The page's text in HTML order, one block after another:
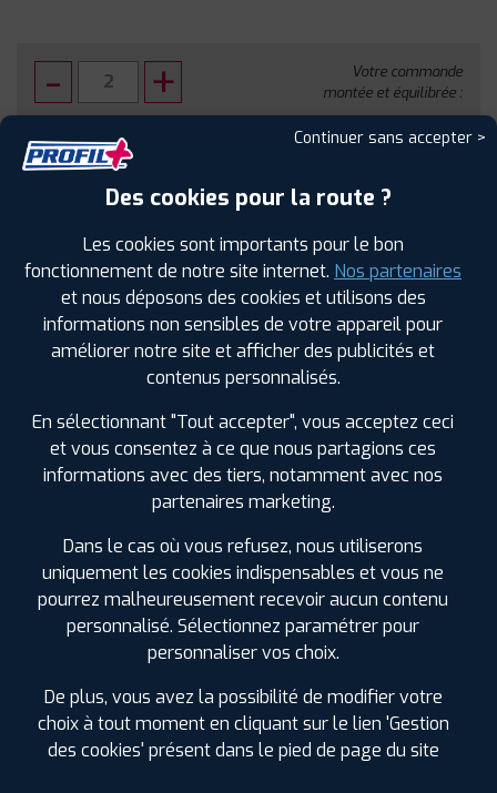
Votre commande
montée et équilibrée :
499.60€TTC
FAIRE INSTALLER CE PNEU
AVIS CLIENTS ÉTIQUETAGE
Étiquetage
Continuer sans accepter >
Des cookies pour la route ?
Les cookies sont importants pour le bon
fonctionnement de notre site internet. Nos partenaires
et nous déposons des cookies et utilisons des
informations non sensibles de votre appareil pour
améliorer notre site et afficher des publicités et
contenus personnalisés.
En sélectionnant "Tout accepter", vous acceptez ceci
et vous consentez à ce que nous partagions ces
informations avec des tiers, notamment avec nos
partenaires marketing.
Dans le cas où vous refusez, nous utiliserons
uniquement les cookies indispensables et vous ne
pourrez malheureusement recevoir aucun contenu
personnalisé. Sélectionnez paramétrer pour
personnaliser vos choix.
De plus, vous avez la possibilité de modifier votre
choix à tout moment en cliquant sur le lien 'Gestion
des cookies' présent dans le pied de page du site